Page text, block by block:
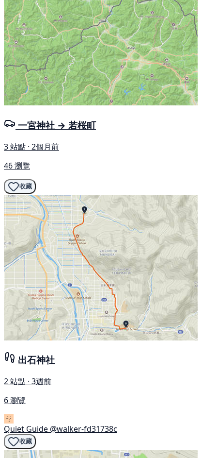
一宮神社 → 若桜町
3 站點 · 2個月前
46 瀏覽
收藏
出石神社
2 站點 · 3週前
6 瀏覽
Quiet Guide @walker-fd31738c
收藏